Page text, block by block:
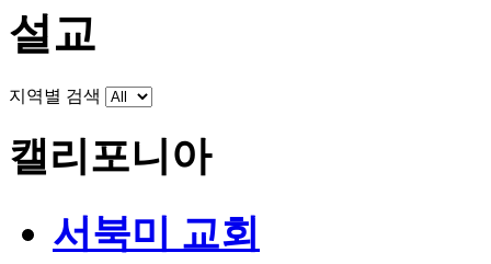
설교
지역별 검색
캘리포니아
서북미 교회